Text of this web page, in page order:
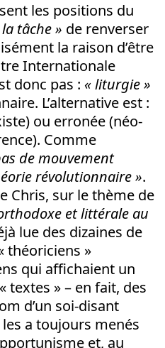
les positions du
la tâche » de renverser
la raison d’être
Internationale
donc pas : « liturgie »
L’alternative est :
ou erronée (néo-
Comme
de mouvement
révolutionnaire ».
Chris, sur le thème de
et littérale au
lue des dizaines de
théoriciens »
qui affichaient un
textes » – en fait, des
d’un soi-disant
a toujours menés
et, au